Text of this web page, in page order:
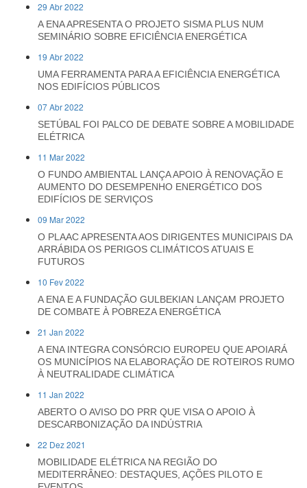
29 Abr 2022
A ENA APRESENTA O PROJETO SISMA PLUS NUM
SEMINÁRIO SOBRE EFICIÊNCIA ENERGÉTICA
19 Abr 2022
UMA FERRAMENTA PARA A EFICIÊNCIA ENERGÉTICA
NOS EDIFÍCIOS PÚBLICOS
07 Abr 2022
SETÚBAL FOI PALCO DE DEBATE SOBRE A MOBILIDADE
ELÉTRICA
11 Mar 2022
O FUNDO AMBIENTAL LANÇA APOIO À RENOVAÇÃO E
AUMENTO DO DESEMPENHO ENERGÉTICO DOS
EDIFÍCIOS DE SERVIÇOS
09 Mar 2022
O PLAAC APRESENTA AOS DIRIGENTES MUNICIPAIS DA
ARRÁBIDA OS PERIGOS CLIMÁTICOS ATUAIS E
FUTUROS
10 Fev 2022
A ENA E A FUNDAÇÃO GULBEKIAN LANÇAM PROJETO
DE COMBATE À POBREZA ENERGÉTICA
21 Jan 2022
A ENA INTEGRA CONSÓRCIO EUROPEU QUE APOIARÁ
OS MUNICÍPIOS NA ELABORAÇÃO DE ROTEIROS RUMO
À NEUTRALIDADE CLIMÁTICA
11 Jan 2022
ABERTO O AVISO DO PRR QUE VISA O APOIO À
DESCARBONIZAÇÃO DA INDÚSTRIA
22 Dez 2021
MOBILIDADE ELÉTRICA NA REGIÃO DO
MEDITERRÂNEO: DESTAQUES, AÇÕES PILOTO E